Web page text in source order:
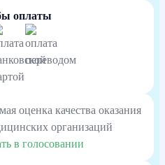
оплаты
оценка качества оказания
организаций
в голосовании